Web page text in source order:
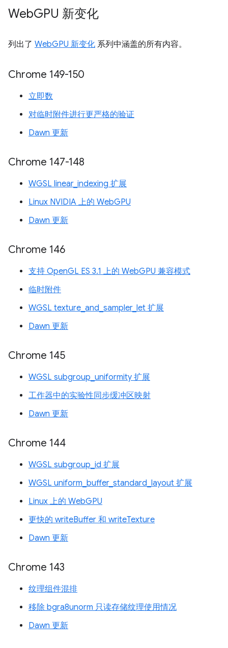
WebGPU 新变化
列出了 WebGPU 新变化 系列中涵盖的所有内容。
Chrome 149-150
立即数
对临时附件进行更严格的验证
Dawn 更新
Chrome 147-148
WGSL linear_indexing 扩展
Linux NVIDIA 上的 WebGPU
Dawn 更新
Chrome 146
支持 OpenGL ES 3.1 上的 WebGPU 兼容模式
临时附件
WGSL texture_and_sampler_let 扩展
Dawn 更新
Chrome 145
WGSL subgroup_uniformity 扩展
工作器中的实验性同步缓冲区映射
Dawn 更新
Chrome 144
WGSL subgroup_id 扩展
WGSL uniform_buffer_standard_layout 扩展
Linux 上的 WebGPU
更快的 writeBuffer 和 writeTexture
Dawn 更新
Chrome 143
纹理组件混排
移除 bgra8unorm 只读存储纹理使用情况
Dawn 更新